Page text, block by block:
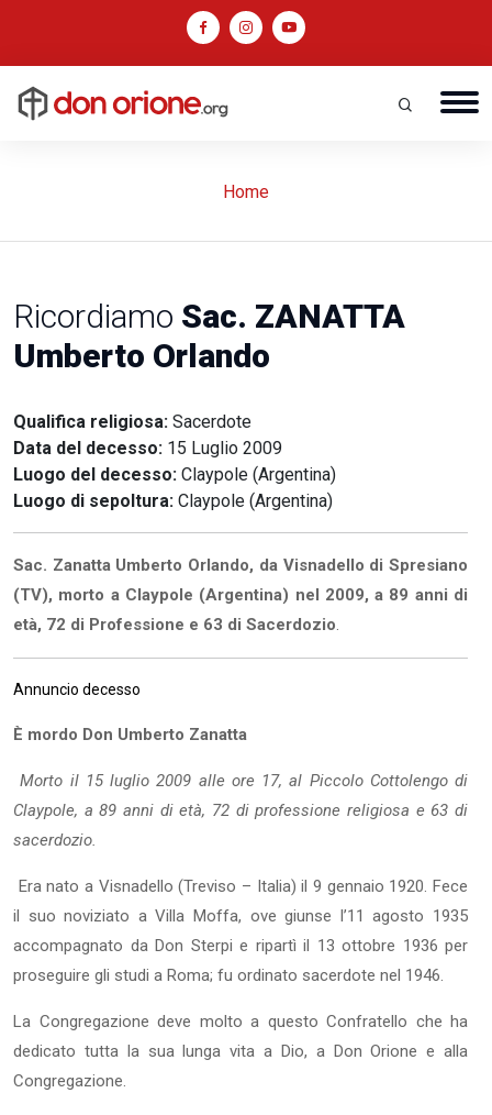
Home
Ricordiamo Sac. ZANATTA
Umberto Orlando
Qualifica religiosa: Sacerdote
Data del decesso: 15 Luglio 2009
Luogo del decesso: Claypole (Argentina)
Luogo di sepoltura: Claypole (Argentina)
Sac. Zanatta Umberto Orlando, da Visnadello di Spresiano
(TV), morto a Claypole (Argentina) nel 2009, a 89 anni di
età, 72 di Professione e 63 di Sacerdozio
Annuncio decesso
È mordo Don Umberto Zanatta
Morto il 15 luglio 2009 alle ore 17, al Piccolo Cottolengo di
Claypole, a 89 anni di età, 72 di professione religiosa e 63 di
sacerdozio.
Era nato a Visnadello (Treviso – Italia) il 9 gennaio 1920. Fece
il suo noviziato a Villa Moffa, ove giunse l’11 agosto 1935
accompagnato da Don Sterpi e ripartì il 13 ottobre 1936 per
proseguire gli studi a Roma; fu ordinato sacerdote nel 1946.
La Congregazione deve molto a questo Confratello che ha
dedicato tutta la sua lunga vita a Dio, a Don Orione e alla
Congregazione.